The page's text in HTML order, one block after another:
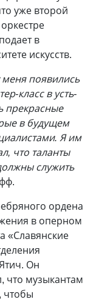
уже второй
в
искусств.
появились
класс в усть-
прекрасные
в будущем
Я им
что таланты
служить
ордена
в оперном
«Славянские
Он
что музыкантам
чтобы